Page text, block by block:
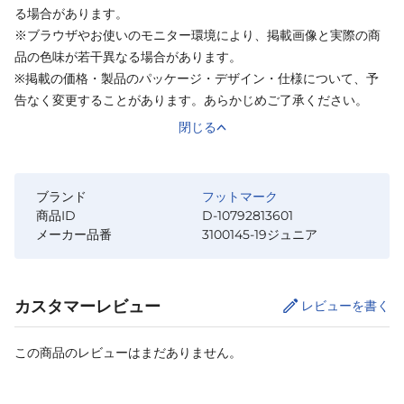
る場合があります。
※ブラウザやお使いのモニター環境により、掲載画像と実際の商
品の色味が若干異なる場合があります。
※掲載の価格・製品のパッケージ・デザイン・仕様について、予
告なく変更することがあります。あらかじめご了承ください。
閉じる
ブランド
フットマーク
商品ID
D-10792813601
メーカー品番
3100145-19ジュニア
カスタマーレビュー レビューを書く
この商品のレビューはまだありません。